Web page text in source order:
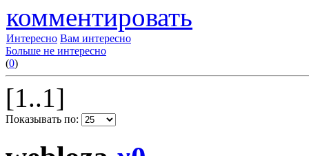
комментировать
Интересно Вам интересно
Больше не интересно
(0)
[1..1]
Показывать по: